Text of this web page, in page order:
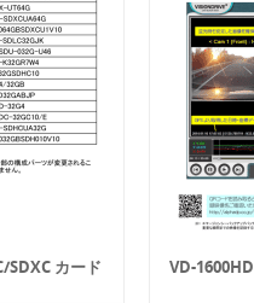
SDXC カード
VD-